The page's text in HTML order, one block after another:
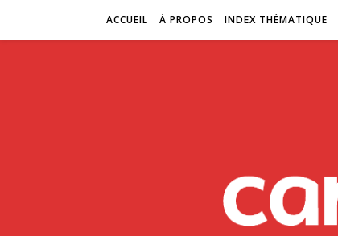
ACCUEIL À PROPOS INDEX THÉMATIQUE